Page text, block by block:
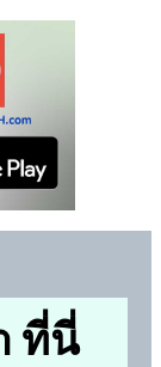
ที่นี่